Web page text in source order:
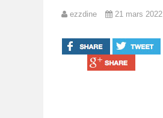
ezzdine 21 mars 2022